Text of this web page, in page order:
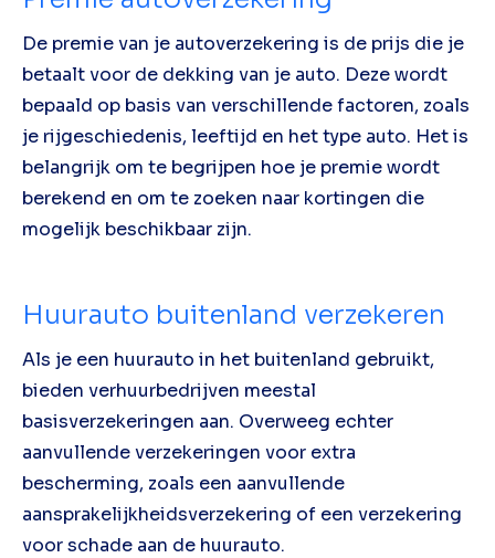
De premie van je autoverzekering is de prijs die je
betaalt voor de dekking van je auto. Deze wordt
bepaald op basis van verschillende factoren, zoals
je rijgeschiedenis, leeftijd en het type auto. Het is
belangrijk om te begrijpen hoe je premie wordt
berekend en om te zoeken naar kortingen die
mogelijk beschikbaar zijn.
Huurauto buitenland verzekeren
Als je een huurauto in het buitenland gebruikt,
bieden verhuurbedrijven meestal
basisverzekeringen aan. Overweeg echter
aanvullende verzekeringen voor extra
bescherming, zoals een aanvullende
aansprakelijkheidsverzekering of een verzekering
voor schade aan de huurauto.